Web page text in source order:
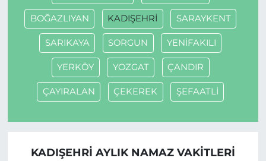
BOĞAZLIYAN KADIŞEHRİ SARAYKENT
SARIKAYA SORGUN YENİFAKILI
YERKÖY YOZGAT ÇANDIR
ÇAYIRALAN ÇEKEREK ŞEFAATLİ
KADIŞEHRİ AYLIK NAMAZ VAKITLERI